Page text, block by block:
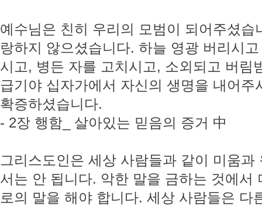
예수님은 친히 우리의 모범이 되어주셨
랑하지 않으셨습니다. 하늘 영광 버리시
시고, 병든 자를 고치시고, 소외되고 버림
급기야 십자가에서 자신의 생명을 내어
확증하셨습니다.
- 2장 행함_ 살아있는 믿음의 증거 中
그리스도인은 세상 사람들과 같이 미움
서는 안 됩니다. 악한 말을 금하는 것에서
로의 말을 해야 합니다. 세상 사람들은 다